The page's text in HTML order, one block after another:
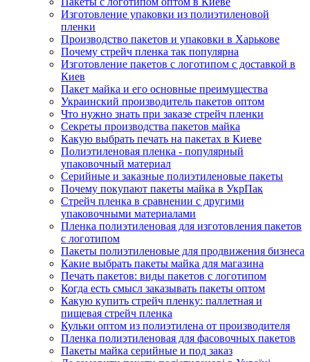
Изготовление упаковки из полиэтиленовой
пленки
Производство пакетов и упаковки в Харькове
Почему стрейч пленка так популярна
Изготовление пакетов с логотипом с доставкой в
Киев
Пакет майка и его основные преимущества
Украинский производитель пакетов оптом
Что нужно знать при заказе стрейч пленки
Секреты производства пакетов майка
Какую выбрать печать на пакетах в Киеве
Полиэтиленовая пленка - популярный
упаковочный материал
Серийные и заказные полиэтиленовые пакеты
Почему покупают пакеты майка в УкрПак
Стрейч пленка в сравнении с другими
упаковочными материалами
Пленка полиэтиленовая для изготовления пакетов
с логотипом
Пакеты полиэтиленовые для продвижения бизнеса
Какие выбрать пакеты майка для магазина
Печать пакетов: виды пакетов с логотипом
Когда есть смысл заказывать пакеты оптом
Какую купить стрейч пленку: паллетная и
пищевая стрейч пленка
Кульки оптом из полиэтилена от производителя
Пленка полиэтиленовая для фасовочных пакетов
Пакеты майка серийные и под заказ